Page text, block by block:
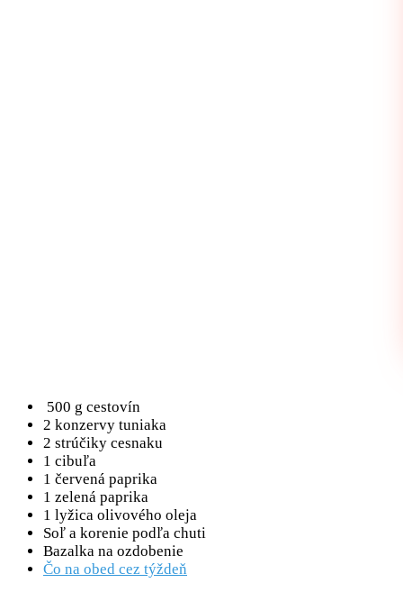
500 g cestovín
2 konzervy tuniaka
2 strúčiky cesnaku
1 cibuľa
1 červená paprika
1 zelená paprika
1 lyžica olivového oleja
Soľ a korenie podľa chuti
Bazalka na ozdobenie
Čo na obed cez týždeň